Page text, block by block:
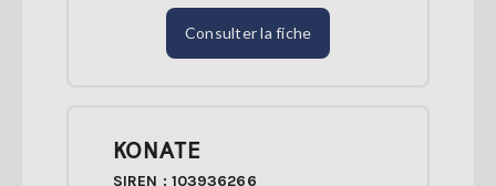
Consulter la fiche
KONATE
SIREN : 103936266